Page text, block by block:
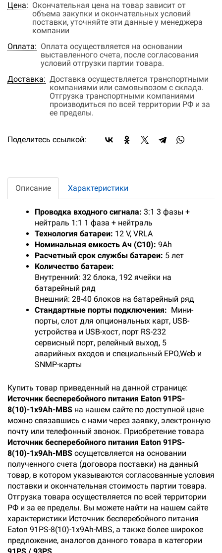
Цена: Окончательная цена на товар зависит от
объема закупки и окончательных условий
поставки, уточняйте эти данные у менеджера
компании
Оплата: Оплата осуществляется на основании
выставленного счета, после согласования
условий отгрузки партии товара.
Доставка: Доставка осуществляется транспортными
компаниями или самовывозом с склада.
Отгрузка транспортными компаниями
производиться по всей территории РФ и за
ее пределы.
Поделитесь ссылкой:
Описание Характеристики
Проводка входного сигнала: 3:1 3 фазы +
нейтраль 1:1 1 фаза + нейтраль
Технология батареи: 12 V, VRLA
Номинальная емкость Ач (С10): 9Ah
Расчетный срок службы батареи: 5 лет
Количество батареи:
Внутренний: 32 блока, 192 ячейки на
батарейный ряд
Внешний: 28-40 блоков на батарейный ряд
Стандартные порты подключения: Мини-
порты, слот для опциональных карт, USB-
устройства и USB-хост, порт RS-232
сервисный порт, релейный выход, 5
аварийных входов и специальный EPO,Web и
SNMP-карты
Купить товар приведенный на данной странице:
Источник бесперебойного питания Eaton 91PS-
8(10)-1x9Ah-MBS на нашем сайте по доступной цене
можно связавшись с нами через заявку, электронную
почту или телефонный звонок. Приобретение товара
Источник бесперебойного питания Eaton 91PS-
8(10)-1x9Ah-MBS осущетсвляется на основании
полученного счета (договора поставки) на данный
товар, в котором указываются согласованные условия
поставки и окончательная стоимость партии товара.
Отгрузка товара осуществляется по всей территории
РФ и за ее пределы. Вы можете найти на нашем сайте
характеристики Источник бесперебойного питания
Eaton 91PS-8(10)-1x9Ah-MBS, а также более широкое
предложение, аналогов данного товара в категории